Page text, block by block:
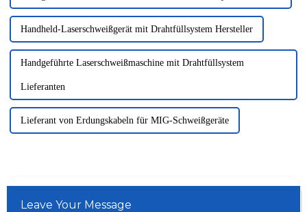
Handheld-Laserschweißgerät mit Drahtfüllsystem Hersteller
Handgeführte Laserschweißmaschine mit Drahtfüllsystem
Lieferanten
Lieferant von Erdungskabeln für MIG-Schweißgeräte
Leave Your Message